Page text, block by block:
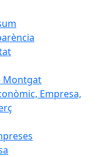
Montgat
Empresa,